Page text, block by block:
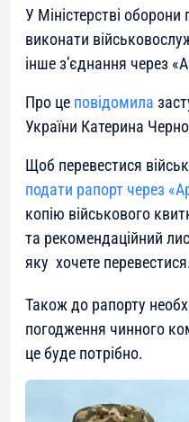
У Міністерстві оборони
виконати
інше з’єднання через
Про це повідомила
України Катерина
Щоб перевестися
подати рапорт через
копію військового
та рекомендаційний
яку хочете
Також до рапорту
погодження чинного
це буде потрібно.